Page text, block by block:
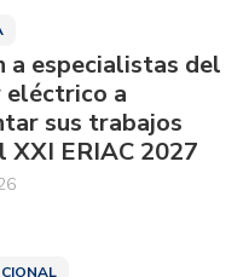
a especialistas del
eléctrico a
sus trabajos
XXI ERIAC 2027